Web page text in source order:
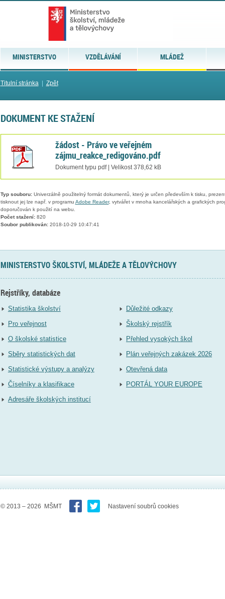
MINISTERSTVO VZDĚLÁVÁNÍ MLÁDEŽ
Titulní stránka| Zpět
DOKUMENT KE STAŽENÍ
žádost - Právo ve veřejném
zájmu_reakce_redigováno.pdf
Dokument typu pdf | Velikost 378,62 kB
Typ souboru:Univerzálně použitelný formát dokumentů, který je určen především k tisku,
tisknout jej lze např. v programu Adobe Reader, vytvářet v mnoha kancelářských a grafických
doporučován k použití na webu.
Počet stažení:820
Soubor publikován:2018-10-29 10:47:41
MINISTERSTVO ŠKOLSTVÍ, MLÁDEŽE A TĚLOVÝCHOVY
Rejstříky, databáze
Statistika školství
Pro veřejnost
O školské statistice
Sběry statistických dat
Statistické výstupy a analýzy
Číselníky a klasifikace
Adresáře školských institucí
Důležité odkazy
Školský rejstřík
Přehled vysokých škol
Plán veřejných zakázek 2026
Otevřená data
PORTÁL YOUR EUROPE
© 2013 – 2026 MŠMT Nastavení soubrů cookies